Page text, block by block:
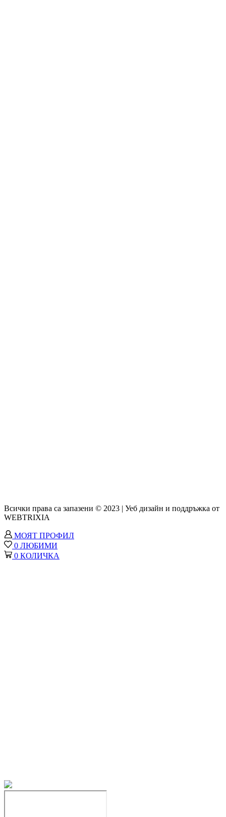
Всички права са запазени © 2023 | Уеб дизайн и поддръжка от
WEBTRIXIA
МОЯТ ПРОФИЛ
0 ЛЮБИМИ
0 КОЛИЧКА